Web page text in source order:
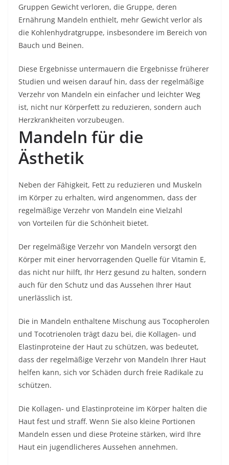
Gruppen Gewicht verloren, die Gruppe, deren
Ernährung Mandeln enthielt, mehr Gewicht verlor als
die Kohlenhydratgruppe, insbesondere im Bereich von
Bauch und Beinen.
Diese Ergebnisse untermauern die Ergebnisse früherer
Studien und weisen darauf hin, dass der regelmäßige
Verzehr von Mandeln ein einfacher und leichter Weg
ist, nicht nur Körperfett zu reduzieren, sondern auch
Herzkrankheiten vorzubeugen.
Mandeln für die
Ästhetik
Neben der Fähigkeit, Fett zu reduzieren und Muskeln
im Körper zu erhalten, wird angenommen, dass der
regelmäßige Verzehr von Mandeln eine Vielzahl
von Vorteilen für die Schönheit bietet.
Der regelmäßige Verzehr von Mandeln versorgt den
Körper mit einer hervorragenden Quelle für Vitamin E,
das nicht nur hilft, Ihr Herz gesund zu halten, sondern
auch für den Schutz und das Aussehen Ihrer Haut
unerlässlich ist.
Die in Mandeln enthaltene Mischung aus Tocopherolen
und Tocotrienolen trägt dazu bei, die Kollagen- und
Elastinproteine ​​der Haut zu schützen, was bedeutet,
dass der regelmäßige Verzehr von Mandeln Ihrer Haut
helfen kann, sich vor Schäden durch freie Radikale zu
schützen.
Die Kollagen- und Elastinproteine ​​im Körper halten die
Haut fest und straff. Wenn Sie also kleine Portionen
Mandeln essen und diese Proteine ​​stärken, wird Ihre
Haut ein jugendlicheres Aussehen annehmen.